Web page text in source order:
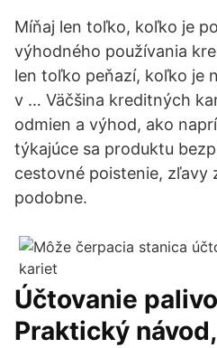
Míňaj len toľko, koľko je
výhodného používania
len toľko peňazí, koľko je
v … Väčšina kreditných
odmien a výhod, ako
týkajúce sa produktu
cestovné poistenie, zľavy
podobne.
Účtovanie
Praktický